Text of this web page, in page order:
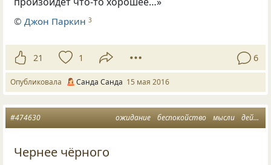
©Джон Паркин 3
21 1 6
Опубликовала Санда Санда 15 мая 2016
ожидание беспокойство мысли действие
#474630
Чернее чёрного